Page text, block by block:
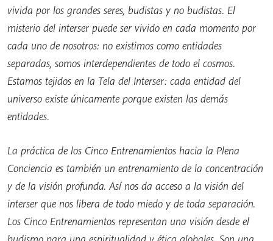
vivida por los grandes seres, budistas y no budistas. El
misterio del interser puede ser vivido en cada momento por
cada uno de nosotros: no existimos como entidades
separadas, somos interdependientes de todo el cosmos.
Estamos tejidos en la Tela del Interser: cada entidad del
universo existe únicamente porque existen las demás
entidades.
La práctica de los Cinco Entrenamientos hacia la Plena
Conciencia es también un entrenamiento de la concentración
y de la visión profunda. Así nos da acceso a la visión del
interser que nos libera de todo miedo y de toda separación.
Los Cinco Entrenamientos representan una visión desde el